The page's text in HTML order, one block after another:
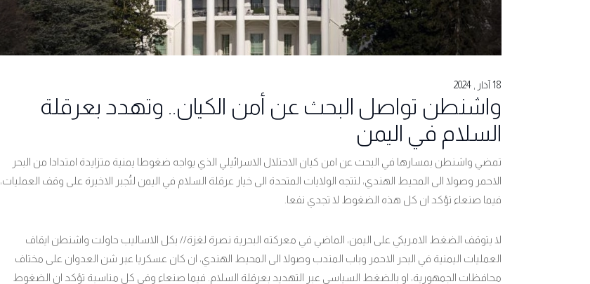
18 آذار , 2024
واشنطن تواصل البحث عن أمن الكيان.. وتهدد بعرقلة
السلام في اليمن
تمضي واشنطن بمسارها في البحث عن امن كيان الاحتلال الاسرائيلي الذي يواجه ضغوطا يمنية متزايدة امتدادا من البحر
الاحمر وصولا الى المحيط الهندي، لتتجه الولايات المتحدة الى خيار عرقلة السلام في اليمن لتُجبر الاخيرة على وقف العمليات،
فيما صنعاء تؤكد ان كل هذه الضغوط لا تجدي نفعا.
لا يتوقف الضغط الامريكي على اليمن، الماضي في معركته البحرية نصرة لغزة// بكل الاساليب حاولت واشنطن ايقاف
العمليات اليمنية في البحر الاحمر وباب المندب وصولا الى المحيط الهندي، ان كان عسكريا عبر شن العدوان على مختاف
محافظات الجمهورية، او بالضغط السياسي عبر التهديد بعرقلة السلام. فيما صنعاء وفي كل مناسبة تؤكد ان الضغوط